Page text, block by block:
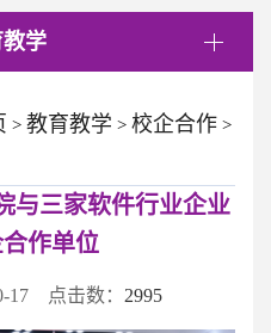
学
> 教育教学 > 校企合作 >
与三家软件行业企业
作单位
17 点击数： 2995